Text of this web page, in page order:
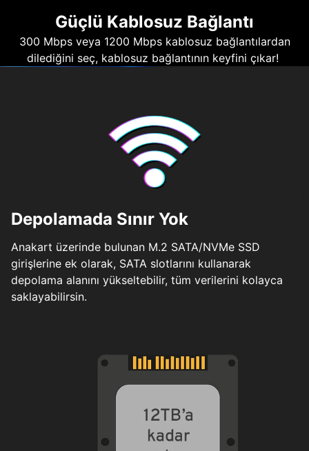
Güçlü Kablosuz Bağlantı
300 Mbps veya 1200 Mbps kablosuz bağlantılardan
dilediğini seç, kablosuz bağlantının keyfini çıkar!
Depolamada Sınır Yok
Anakart üzerinde bulunan M.2 SATA/NVMe SSD
girişlerine ek olarak, SATA slotlarını kullanarak
depolama alanını yükseltebilir, tüm verilerini kolayca
saklayabilirsin.